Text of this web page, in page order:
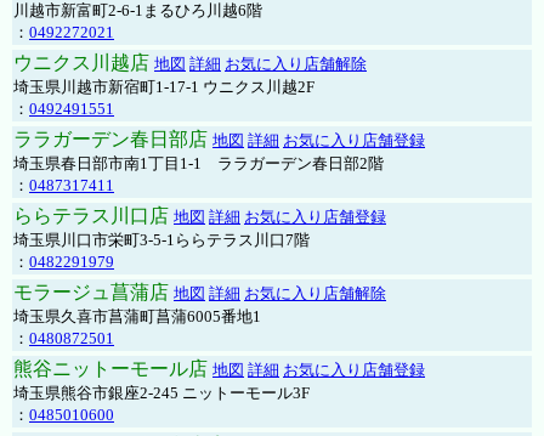
川越市新富町2-6-1まるひろ川越6階
： 0492272021
ウニクス川越店 地図 詳細 お気に入り店舗解除
埼玉県川越市新宿町1-17-1 ウニクス川越2F
： 0492491551
ララガーデン春日部店 地図 詳細 お気に入り店舗登録
埼玉県春日部市南1丁目1-1 ララガーデン春日部2階
： 0487317411
ららテラス川口店 地図 詳細 お気に入り店舗登録
埼玉県川口市栄町3-5-1ららテラス川口7階
： 0482291979
モラージュ菖蒲店 地図 詳細 お気に入り店舗解除
埼玉県久喜市菖蒲町菖蒲6005番地1
： 0480872501
熊谷ニットーモール店 地図 詳細 お気に入り店舗登録
埼玉県熊谷市銀座2-245 ニットーモール3F
： 0485010600